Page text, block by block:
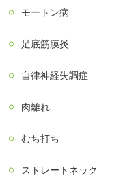
モートン病
足底筋膜炎
自律神経失調症
肉離れ
むち打ち
ストレートネック